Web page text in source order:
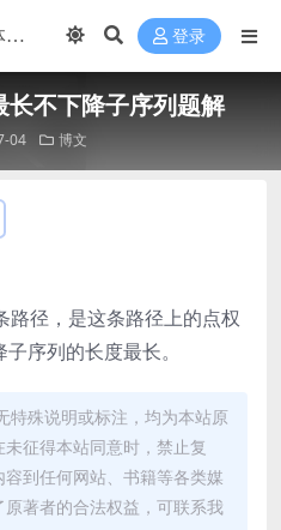
登录
长不下降子序列题解
04 博文
路径，是这条路径上的点权
序列的长度最长。
特殊说明或标注，均为本站原
征得本站同意时，禁止复
到任何网站、书籍等各类媒
著者的合法权益，可联系我